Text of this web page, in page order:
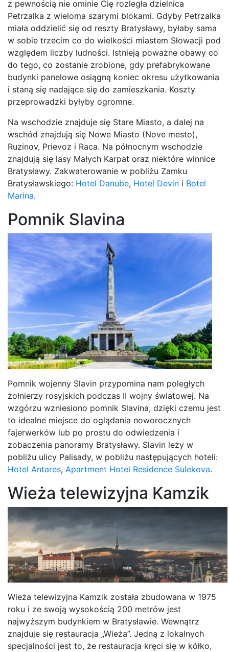
z pewnością nie ominie Cię rozległa dzielnica
Petrzalka z wieloma szarymi blokami. Gdyby Petrzalka
miała oddzielić się od reszty Bratysławy, byłaby sama
w sobie trzecim co do wielkości miastem Słowacji pod
względem liczby ludności. Istnieją poważne obawy co
do tego, co zostanie zrobione, gdy prefabrykowane
budynki panelowe osiągną koniec okresu użytkowania
i staną się nadające się do zamieszkania. Koszty
przeprowadzki byłyby ogromne.
Na wschodzie znajduje się Stare Miasto, a dalej na
wschód znajdują się Nowe Miasto (Nove mesto),
Ruzinov, Prievoz i Raca. Na północnym wschodzie
znajdują się lasy Małych Karpat oraz niektóre winnice
Bratysławy. Zakwaterowanie w pobliżu Zamku
Bratysławskiego: Hotel Danube, Hotel Devin i Botel
Marina.
Pomnik Slavina
Pomnik wojenny Slavin przypomina nam poległych
żołnierzy rosyjskich podczas II wojny światowej. Na
wzgórzu wzniesiono pomnik Slavina, dzięki czemu jest
to idealne miejsce do oglądania noworocznych
fajerwerków lub po prostu do odwiedzenia i
zobaczenia panoramy Bratysławy. Slavin leży w
pobliżu ulicy Palisady, w pobliżu następujących hoteli:
Hotel Antares, Apartment Hotel Residence Sulekova.
Wieża telewizyjna Kamzik
Wieża telewizyjna Kamzik ​​została zbudowana w 1975
roku i ze swoją wysokością 200 metrów jest
najwyższym budynkiem w Bratysławie. Wewnątrz
znajduje się restauracja „Wieża”. Jedną z lokalnych
specjalności jest to, że restauracja kręci się w kółko,